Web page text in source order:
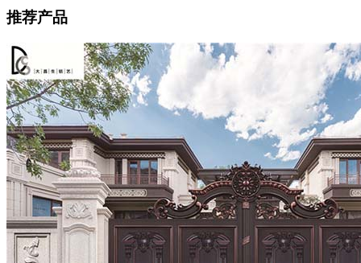
推荐产品